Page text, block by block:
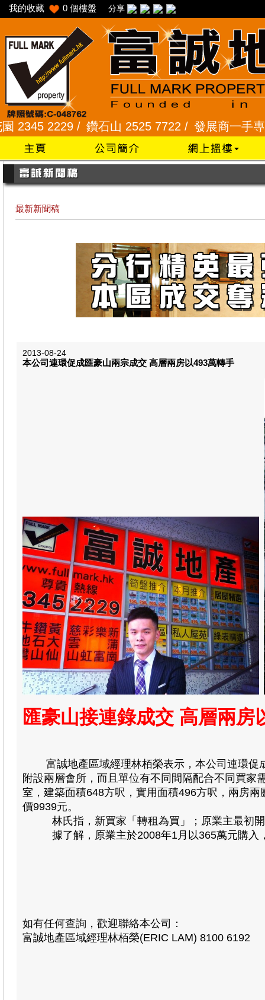
我的收藏 0 個樓盤 分享
2229 / 鑽石山 2525 7722 / 發展商一手專組
最新新聞稿
2013-08-24
本公司連環促成匯豪山兩宗成交 高層兩房以493萬轉手
匯豪山接連錄成交 高層兩房
富誠地產區域經理林栢榮表示，本公司連環促
附設兩層會所，而且單位有不同間隔配合不同買家
室，建築面積648方呎，實用面積496方呎，兩房
價9939元。
林氏指，新買家「轉租為買」；原業主最初開
據了解，原業主於2008年1月以365萬元購入，
如有任何查詢，歡迎聯絡本公司：
富誠地產區域經理林栢榮(ERIC LAM) 8100 6192